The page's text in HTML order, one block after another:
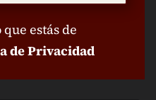
estás de
de Privacidad